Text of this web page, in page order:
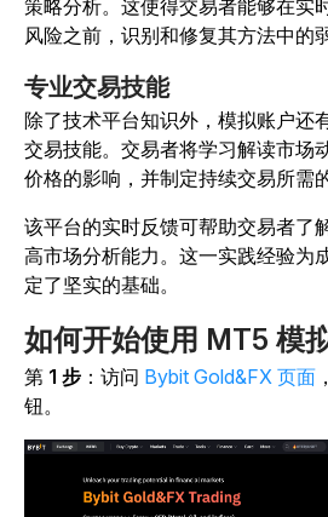
策略分析。这使得交易者能够在实
风险之前，识别和修复其方法中的
专业交易技能
除了技术平台知识外，模拟账户还
交易技能。交易者将学习解读市场
价格的影响，并制定持续交易所需
该平台的实时反馈可帮助交易者了
高市场分析能力。这一实践经验为
定了坚实的基础。
如何开始使用 MT5 模
第 1 步 ：访问 Bybit Gold&FX 页面
钮。